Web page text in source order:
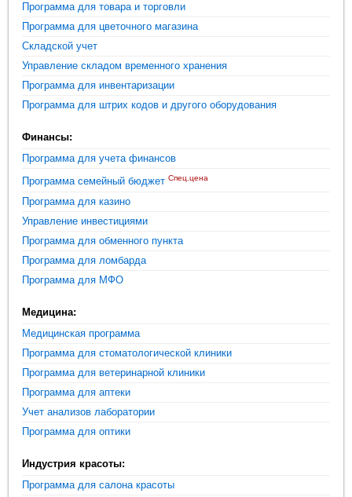
Программа для товара и торговли
Программа для цветочного магазина
Складской учет
Управление складом временного хранения
Программа для инвентаризации
Программа для штрих кодов и другого оборудования
Финансы:
Программа для учета финансов
Программа семейный бюджет Спец.цена
Программа для казино
Управление инвестициями
Программа для обменного пункта
Программа для ломбарда
Программа для МФО
Медицина:
Медицинская программа
Программа для стоматологической клиники
Программа для ветеринарной клиники
Программа для аптеки
Учет анализов лаборатории
Программа для оптики
Индустрия красоты:
Программа для салона красоты